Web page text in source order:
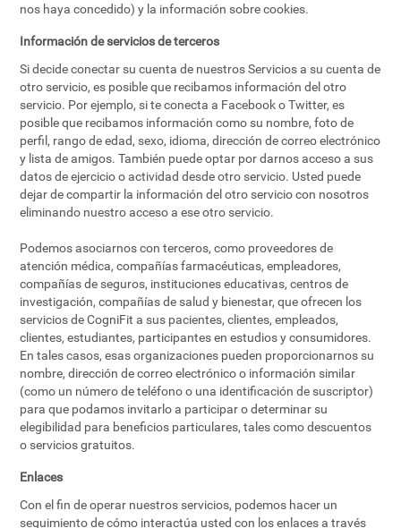
nos haya concedido) y la información sobre cookies.
Información de servicios de terceros
Si decide conectar su cuenta de nuestros Servicios a su cuenta de
otro servicio, es posible que recibamos información del otro
servicio. Por ejemplo, si te conecta a Facebook o Twitter, es
posible que recibamos información como su nombre, foto de
perfil, rango de edad, sexo, idioma, dirección de correo electrónico
y lista de amigos. También puede optar por darnos acceso a sus
datos de ejercicio o actividad desde otro servicio. Usted puede
dejar de compartir la información del otro servicio con nosotros
eliminando nuestro acceso a ese otro servicio.
Podemos asociarnos con terceros, como proveedores de
atención médica, compañías farmacéuticas, empleadores,
compañías de seguros, instituciones educativas, centros de
investigación, compañías de salud y bienestar, que ofrecen los
servicios de CogniFit a sus pacientes, clientes, empleados,
clientes, estudiantes, participantes en estudios y consumidores.
En tales casos, esas organizaciones pueden proporcionarnos su
nombre, dirección de correo electrónico o información similar
(como un número de teléfono o una identificación de suscriptor)
para que podamos invitarlo a participar o determinar su
elegibilidad para beneficios particulares, tales como descuentos
o servicios gratuitos.
Enlaces
Con el fin de operar nuestros servicios, podemos hacer un
seguimiento de cómo interactúa usted con los enlaces a través